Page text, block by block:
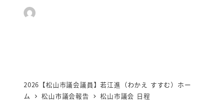
投稿日
著
2026【松山市議会議員】若江進（わかえ すすむ）ホー
ム
松山市議会報告 松山市議会 日程